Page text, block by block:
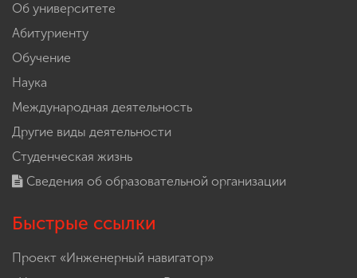
Об университете
Абитуриенту
Обучение
Наука
Международная деятельность
Другие виды деятельности
Студенческая жизнь
Сведения об образовательной организации
Быстрые ссылки
Проект «Инженерный навигатор»